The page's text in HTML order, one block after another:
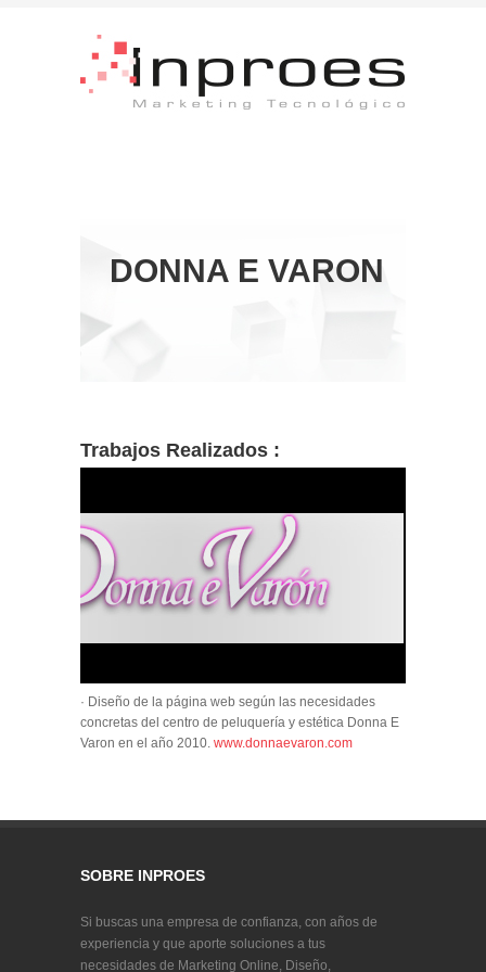
DONNA E VARON
Trabajos Realizados :
· Diseño de la página web según las necesidades
concretas del centro de peluquería y estética Donna E
Varon en el año 2010. www.donnaevaron.com
SOBRE INPROES
Si buscas una empresa de confianza, con años de
experiencia y que aporte soluciones a tus
necesidades de Marketing Online, Diseño,